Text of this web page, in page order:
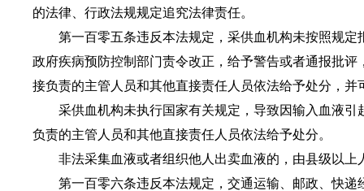
的法律、行政法规规定追究法律责任。
第一百零五条违反本法规定，采供血机构未按照规定
政府疾病预防控制部门责令改正，给予警告或者通报批
接负责的主管人员和其他直接责任人员依法给予处分，
采供血机构未执行国家有关规定，导致因输入血液引
负责的主管人员和其他直接责任人员依法给予处分。
非法采集血液或者组织他人出卖血液的，由县级以上
第一百零六条违反本法规定，交通运输、邮政、快递